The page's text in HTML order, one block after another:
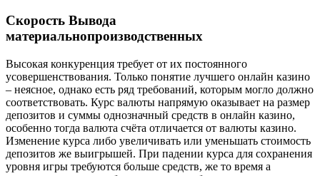
Скорость Вывода
материальнопроизводственных
Высокая конкуренция требует от их постоянного
усовершенствования. Только понятие лучшего онлайн казино
– неясное, однако есть ряд требований, которым могло должно
соответствовать. Курс валюты напрямую оказывает на размер
депозитов и суммы однозначный средств в онлайн казино,
особенно тогда валюта счёта отличается от валюты казино.
Изменение курса либо увеличивать или уменьшать стоимость
депозитов же выигрышей. При падении курса для сохранения
уровня игры требуются больше средств, же то время а